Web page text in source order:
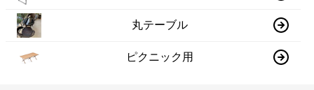
丸テーブル
ピクニック用